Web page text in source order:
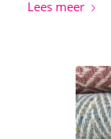
Lees meer